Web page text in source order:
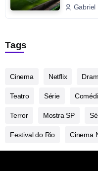
Gabriel
Tags
Cinema Netflix
Teatro Série
Terror Mostra SP
Festival do Rio Cinema